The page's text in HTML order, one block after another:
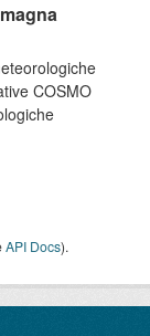
COSMO
API Docs).